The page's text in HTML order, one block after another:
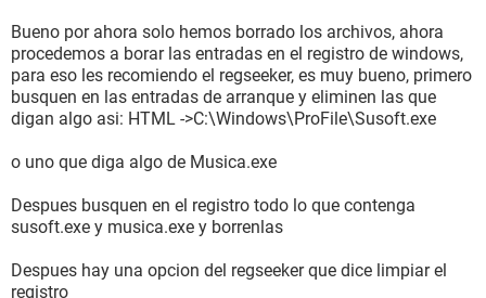
Bueno por ahora solo hemos borrado los archivos, ahora
procedemos a borar las entradas en el registro de windows,
para eso les recomiendo el regseeker, es muy bueno, primero
busquen en las entradas de arranque y eliminen las que
digan algo asi: HTML ->C:\Windows\ProFile\Susoft.exe
o uno que diga algo de Musica.exe
Despues busquen en el registro todo lo que contenga
susoft.exe y musica.exe y borrenlas
Despues hay una opcion del regseeker que dice limpiar el
registro